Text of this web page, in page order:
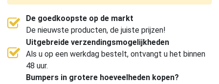
De goedkoopste op de markt
De nieuwste producten, de juiste prijzen!
Uitgebreide verzendingsmogelijkheden
Als u op een werkdag bestelt, ontvangt u het binnen
48 uur.
Bumpers in grotere hoeveelheden kopen?